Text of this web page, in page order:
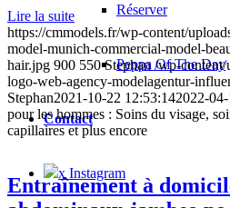
Réserver
Peppa Of The Day
Contact
x Instagram
Lire la suite
https://cmmodels.fr/wp-content/
model-munich-commercial-model-
hair.jpg 900 550 Stephan /wp-content/
logo-web-agency-modelagentur-
Stephan2021-10-22 12:53:142022-
pour les hommes : Soins du visage,
capillaires et plus encore
Entraînement à